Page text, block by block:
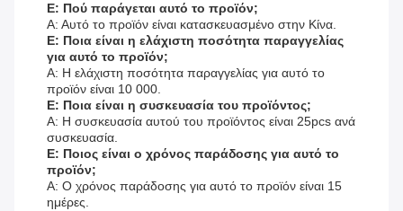
Ε: Πού παράγεται αυτό το προϊόν;
Α: Αυτό το προϊόν είναι κατασκευασμένο στην Κίνα.
Ε: Ποια είναι η ελάχιστη ποσότητα παραγγελίας
για αυτό το προϊόν;
Α: Η ελάχιστη ποσότητα παραγγελίας για αυτό το
προϊόν είναι 10 000.
Ε: Ποια είναι η συσκευασία του προϊόντος;
Α: Η συσκευασία αυτού του προϊόντος είναι 25pcs ανά
συσκευασία.
Ε: Ποιος είναι ο χρόνος παράδοσης για αυτό το
προϊόν;
Α: Ο χρόνος παράδοσης για αυτό το προϊόν είναι 15
ημέρες.